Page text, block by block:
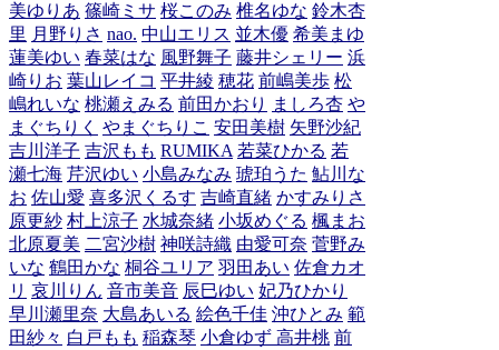
美ゆりあ 篠崎ミサ 桜このみ 椎名ゆな 鈴木杏
里 月野りさ nao. 中山エリス 並木優 希美まゆ
蓮美ゆい 春菜はな 風野舞子 藤井シェリー 浜
崎りお 葉山レイコ 平井綾 穂花 前嶋美歩 松
嶋れいな 桃瀬えみる 前田かおり ましろ杏 や
まぐちりく やまぐちりこ 安田美樹 矢野沙紀
吉川洋子 吉沢もも RUMIKA 若菜ひかる 若
瀬七海 芹沢ゆい 小島みなみ 琥珀うた 鮎川な
お 佐山愛 喜多沢くるす 吉崎直緒 かすみりさ
原更紗 村上涼子 水城奈緒 小坂めぐる 楓まお
北原夏美 二宮沙樹 神咲詩織 由愛可奈 菅野み
いな 鶴田かな 桐谷ユリア 羽田あい 佐倉カオ
リ 哀川りん 音市美音 辰巳ゆい 妃乃ひかり
早川瀬里奈 大島あいる 絵色千佳 沖ひとみ 範
田紗々 白戸もも 稲森琴 小倉ゆず 高井桃 前